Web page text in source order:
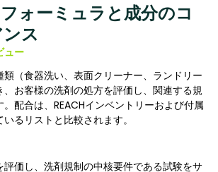
フォーミュラと成分のコ
ス
ュー
（食器洗い、表面クリーナー、ランドリー
お客様の洗剤の処方を評価し、関連する規
配合は、REACHインベントリーおよび付属
るリストと比較されます。
価し、洗剤規制の中核要件である試験をサ